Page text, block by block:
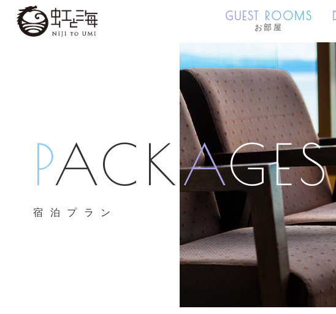
GUEST ROOMS
お部屋
PACKAGES
宿泊プラン
PACKAGES
宿泊プラン